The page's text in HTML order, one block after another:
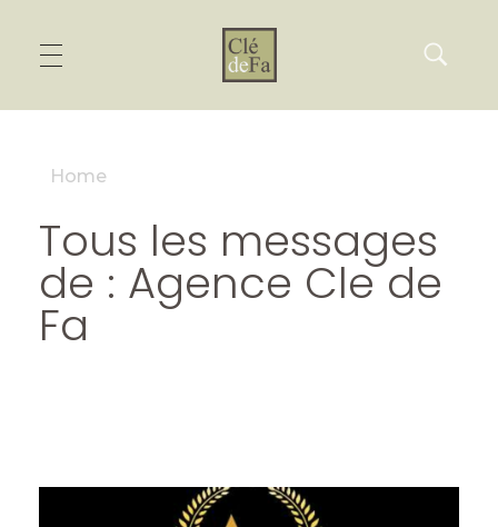
Home
Tous les messages
de : Agence Cle de
Fa